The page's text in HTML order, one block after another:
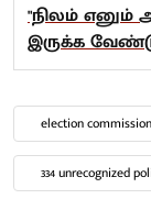
"நிலம் எனும்
இருக்க
election
334 unrecognized